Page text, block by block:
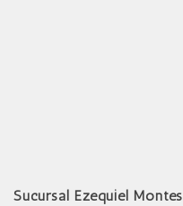
Sucursal Ezequiel Montes